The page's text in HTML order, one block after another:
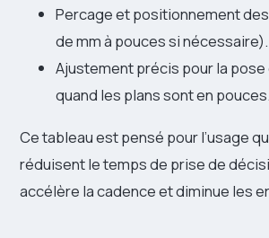
Percage et positionnement
de mm à pouces si nécessaire).
Ajustement précis pour la
quand les plans sont en pouces.
Ce tableau est pensé pour l’usage
réduisent le temps de prise de
accélère la cadence et diminue les